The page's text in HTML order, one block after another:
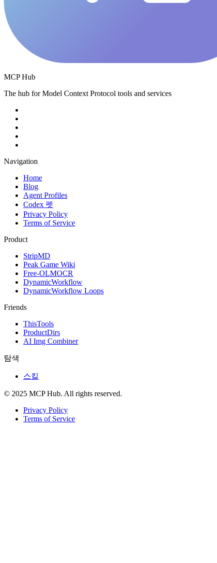
MCP Hub
The hub for Model Context Protocol tools and services
Navigation
Home
Blog
Agent Profiles
Codex 펫
Privacy Policy
Terms of Service
Product
StripMD
Peak Game Wiki
Free-OLMOCR
DynamicWorkflow
DynamicWorkflow Loops
Friends
ThisTools
ProductDirs
AI Img Combiner
탐색
스킬
© 2025 MCP Hub. All rights reserved.
Privacy Policy
Terms of Service